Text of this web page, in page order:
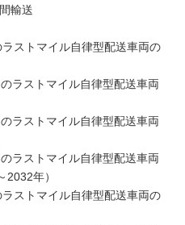
輸送
ストマイル自律型配送車両の
ラストマイル自律型配送車両
ラストマイル自律型配送車両
ラストマイル自律型配送車両
年）
ストマイル自律型配送車両の